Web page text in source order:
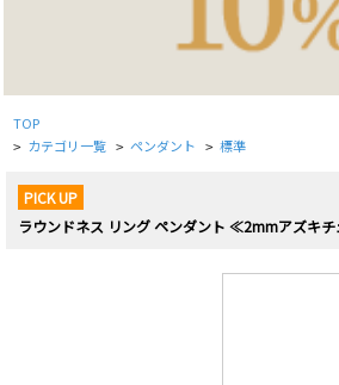
TOP
> カテゴリ一覧 > ペンダント > 標準
PICK UP
ラウンドネス リング ペンダント ≪2mmアズキ